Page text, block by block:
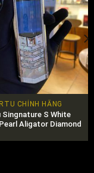
CHÍNH HÃNG
Singnature S White
Aligator Diamond